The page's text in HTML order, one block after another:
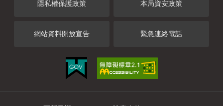
隱私權保護政策 本局資安政策
網站資料開放宣告 緊急連絡電話